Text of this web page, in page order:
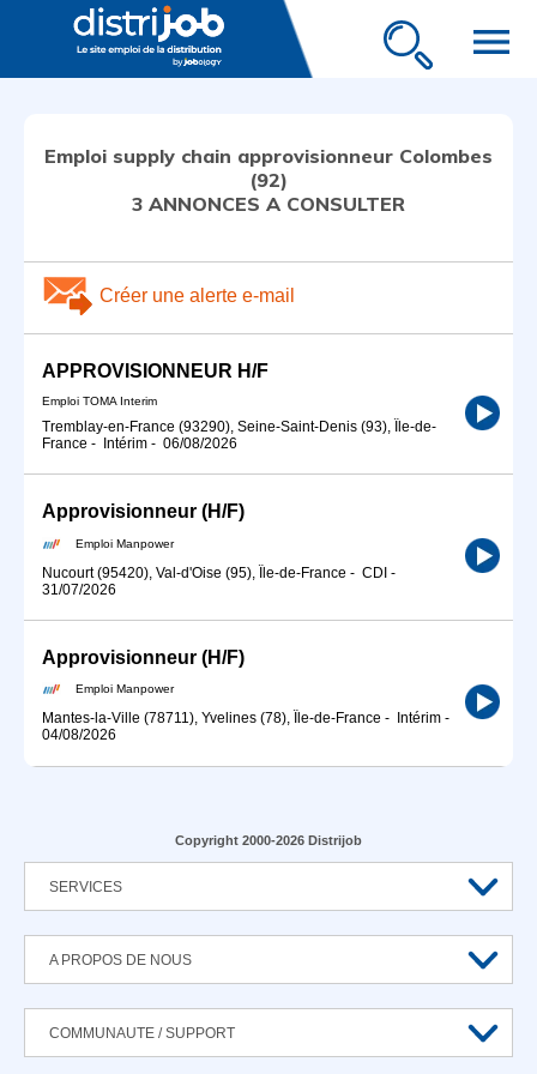
menu
Emploi supply chain approvisionneur Colombes
(92)
3 ANNONCES A CONSULTER
Créer une alerte e-mail
APPROVISIONNEUR H/F
Emploi TOMA Interim
Tremblay-en-France (93290), Seine-Saint-Denis (93), Île-de-
France - Intérim - 06/08/2026
Approvisionneur (H/F)
Emploi Manpower
Nucourt (95420), Val-d'Oise (95), Île-de-France - CDI -
31/07/2026
Approvisionneur (H/F)
Emploi Manpower
Mantes-la-Ville (78711), Yvelines (78), Île-de-France - Intérim -
04/08/2026
Copyright 2000-2026 Distrijob
SERVICES
A PROPOS DE NOUS
COMMUNAUTE / SUPPORT